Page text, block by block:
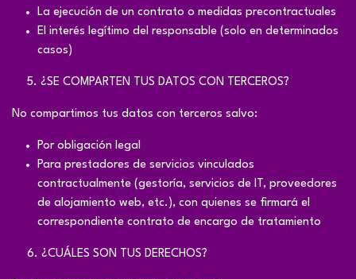
La ejecución de un contrato o medidas precontractuales
El interés legítimo del responsable (solo en determinados
casos)
​5. ¿SE COMPARTEN TUS DATOS CON TERCEROS?
No compartimos tus datos con terceros salvo:
Por obligación legal
Para prestadores de servicios vinculados
contractualmente (gestoría, servicios de IT, proveedores
de alojamiento web, etc.), con quienes se firmará el
correspondiente contrato de encargo de tratamiento
​6. ¿CUÁLES SON TUS DERECHOS?